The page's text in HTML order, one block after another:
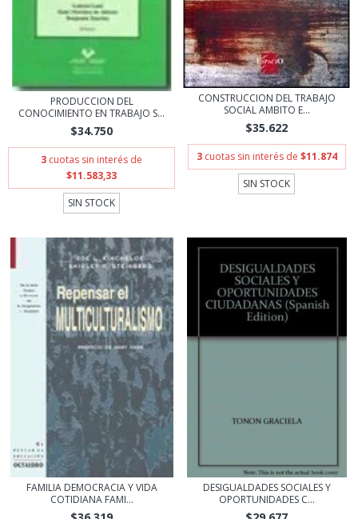
PRODUCCION DEL
CONOCIMIENTO EN TRABAJO S...
$34.750
3 cuotas sin interés de
$11.583,33
SIN STOCK
CONSTRUCCION DEL TRABAJO
SOCIAL AMBITO E...
$35.622
3 cuotas sin interés de $11.874
SIN STOCK
FAMILIA DEMOCRACIA Y VIDA
COTIDIANA FAMI...
DESIGUALDADES SOCIALES Y
OPORTUNIDADES C...